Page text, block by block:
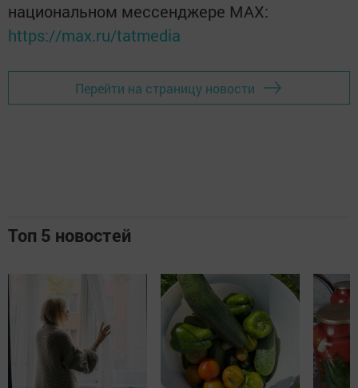
национальном мессенджере MАХ:
https://max.ru/tatmedia
Перейти на страницу новости
Топ 5 новостей